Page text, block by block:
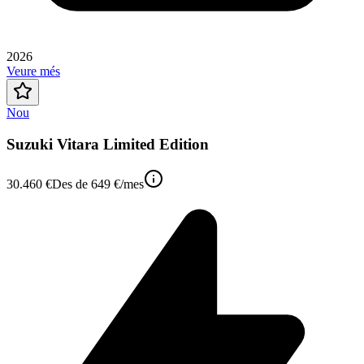
2026
Veure més
Nou
Suzuki Vitara Limited Edition
30.460 €Des de 649 €/mes